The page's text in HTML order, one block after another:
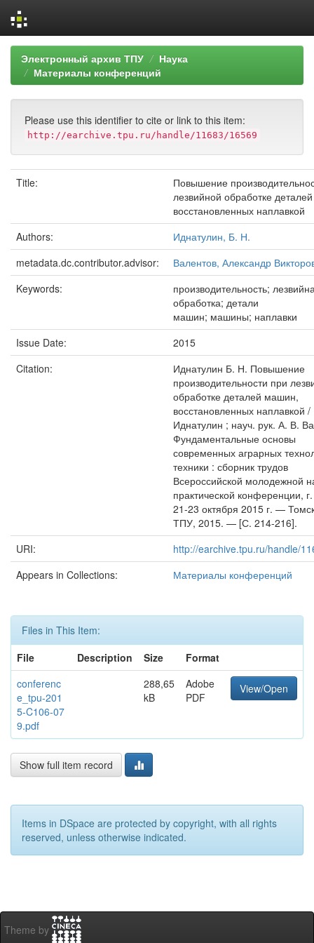
Skip
navigation
Электронный архив ТПУ
Наука
Материалы конференций
Please use this identifier to cite or link to this item:
http://earchive.tpu.ru/handle/11683/16569
Title:
Повышение
лезвийной обработке
восстановленных наплавкой
Authors:
Иднатулин, Б. Н.
metadata.dc.contributor.advisor:
Валентов, Александр
Keywords:
производительность;
обработка; детали
машин; машины; наплавки
Issue Date:
2015
Citation:
Иднатулин Б. Н. Повышение
производительности при
обработке деталей машин,
восстановленных наплавкой
Иднатулин ; науч. рук. А. В.
Фундаментальные основы
современных аграрных
техники : сборник трудов
Всероссийской молодежной
практической конференции,
21-23 октября 2015 г. —
ТПУ, 2015. — [С. 214-216].
URI:
http://earchive.tpu.ru/handle/
Appears in Collections:
Материалы конференций
Files in This Item:
File
Description Size
Format
conferenc
e_tpu-201
5-C106-07
9.pdf
288,65
kB
Adobe
PDF
View/Open
Show full item record
Items in DSpace are protected by copyright, with all rights
reserved, unless otherwise indicated.
Theme by